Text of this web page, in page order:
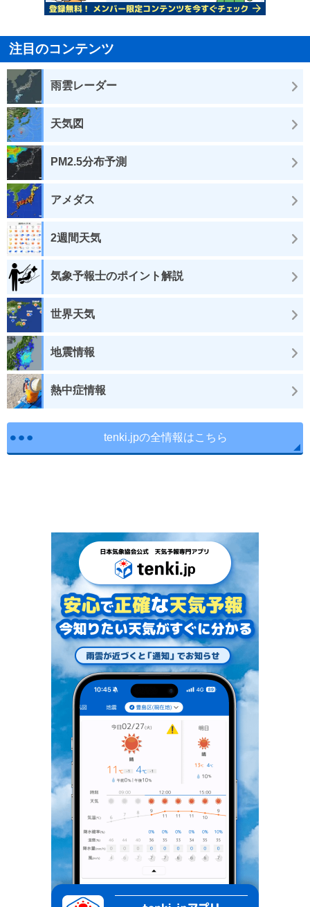
注目のコンテンツ
雨雲レーダー
天気図
PM2.5分布予測
アメダス
2週間天気
気象予報士のポイント解説
世界天気
地震情報
熱中症情報
tenki.jpの全情報はこちら